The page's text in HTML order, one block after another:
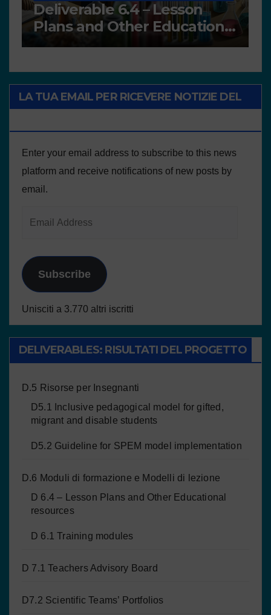
D7.2 Scientific Teams’
Portfolios
LA TUA EMAIL PER RICEVERE NOTIZIE DEL
Enter your email address to subscribe to this news
platform and receive notifications of new posts by
email.
Subscribe
Unisciti a 3.770 altri iscritti
DELIVERABLES: RISULTATI DEL PROGETTO
D.5 Risorse per Insegnanti
D5.1 Inclusive pedagogical model for gifted,
migrant and disable students
D5.2 Guideline for SPEM model implementation
D.6 Moduli di formazione e Modelli di lezione
D 6.4 – Lesson Plans and Other Educational
resources
D 6.1 Training modules
D 7.1 Teachers Advisory Board
D7.2 Scientific Teams’ Portfolios